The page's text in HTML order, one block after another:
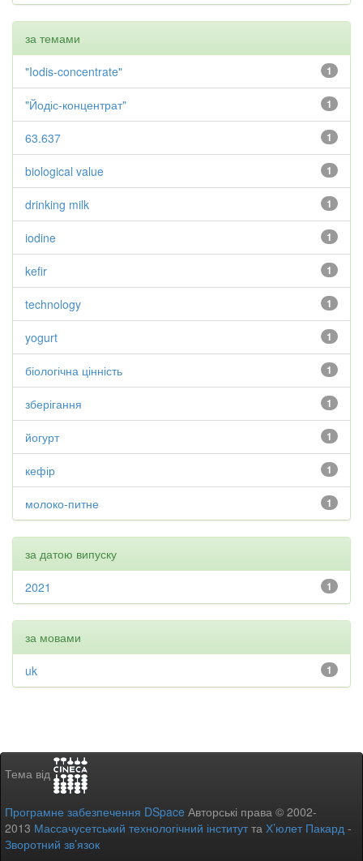
за темами
1
"Iodis-concentrate"
1
"Йодіс-концентрат"
1
63.637
1
biological value
1
drinking milk
1
iodine
1
kefir
1
technology
1
yogurt
1
біологічна цінність
1
зберігання
1
йогурт
1
кефір
1
молоко-питне
за датою випуску
1
2021
за мовами
1
uk
Тема від
Програмне забезпечення DSpace Авторські права © 2002-
2013 Массачусетський технологічний інститутта Х’юлет Пакард -
Зворотний зв’язок